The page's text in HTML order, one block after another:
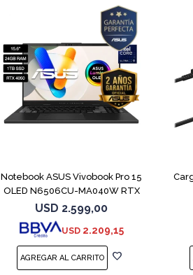
Notebook ASUS Vivobook Pro 15
OLED N6506CU-MA040W RTX
4050
USD 2.599,00
USD 2.209,15